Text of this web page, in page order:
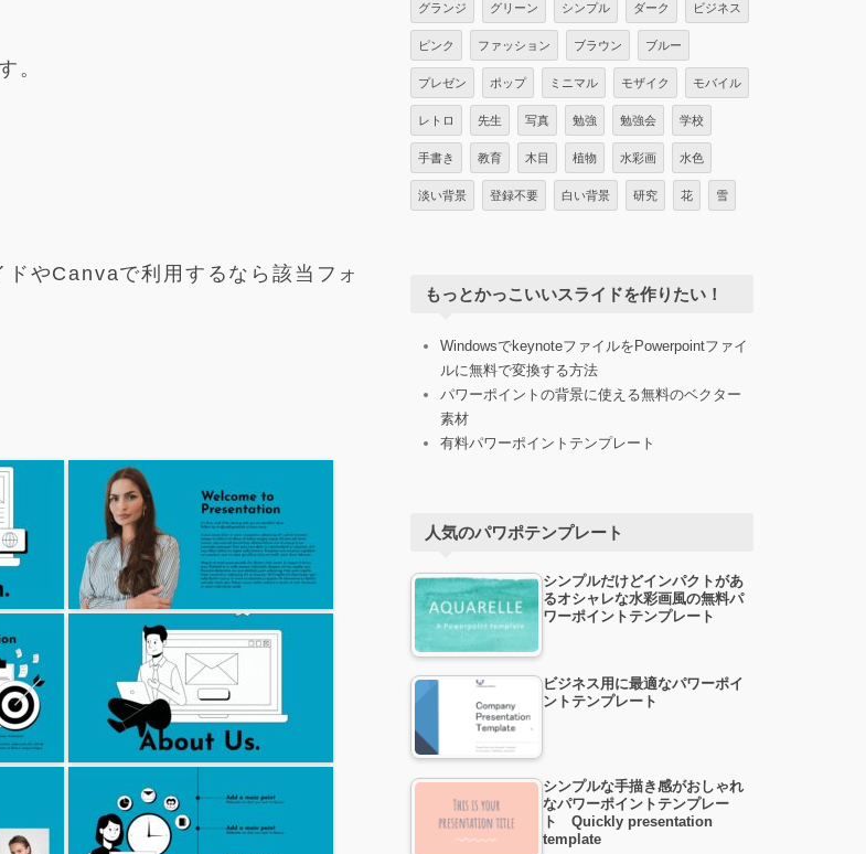
。
やCanvaで利用するなら該当フォ
グランジ グリーン シンプル ダーク ビジネス
ピンク ファッション ブラウン ブルー
プレゼン ポップ ミニマル モザイク モバイル
レトロ 先生 写真 勉強 勉強会 学校
手書き 教育 木目 植物 水彩画 水色
淡い背景 登録不要 白い背景 研究 花 雪
もっとかっこいいスライドを作りたい！
WindowsでkeynoteファイルをPowerpointファイ
ルに無料で変換する方法
パワーポイントの背景に使える無料のベクター
素材
有料パワーポイントテンプレート
人気のパワポテンプレート
シンプルだけどインパクトがあ
るオシャレな水彩画風の無料パ
ワーポイントテンプレート
ビジネス用に最適なパワーポイ
ントテンプレート
シンプルな手描き感がおしゃれ
なパワーポイントテンプレー
ト Quickly presentation
template